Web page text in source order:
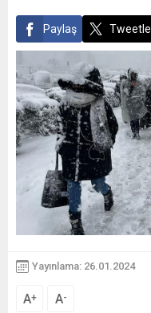
Paylaş Tweetle
Yayınlama: 26.01.2024
A+ A-